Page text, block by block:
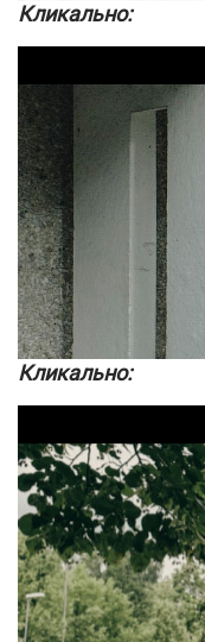
Кликально:
Кликально: